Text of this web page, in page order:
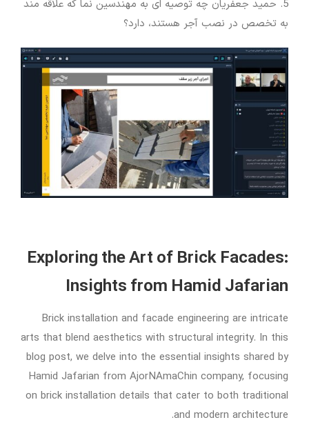
5. حمید جعفریان چه توصیه ای به مهندسین نما که علاقه مند
به تخصص در نصب آجر هستند، دارد؟
Exploring the Art of Brick Facades:
Insights from Hamid Jafarian
Brick installation and facade engineering are intricate
arts that blend aesthetics with structural integrity. In this
blog post, we delve into the essential insights shared by
Hamid Jafarian from AjorNAmaChin company, focusing
on brick installation details that cater to both traditional
and modern architecture.